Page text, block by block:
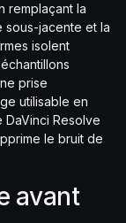
remplaçant la
sous-jacente et la
isolent
prise
utilisable en
Resolve
le bruit de
avant